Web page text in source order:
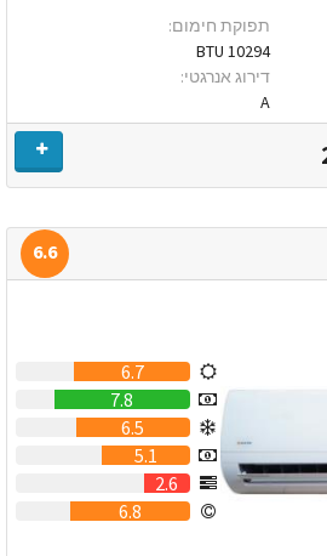
תפוקת חימום:
10294 BTU
דירוג אנרגטי:
A
6.6
6.7
7.8
6.5
5.1
2.6
6.8